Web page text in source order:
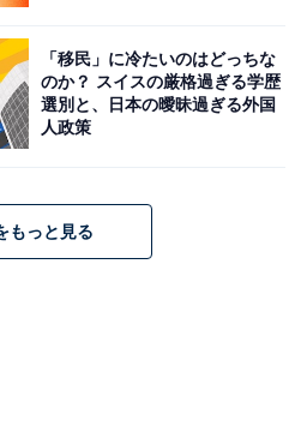
「移民」に冷たいのはどっちな
のか？ スイスの厳格過ぎる学歴
選別と、日本の曖昧過ぎる外国
人政策
もっと見る